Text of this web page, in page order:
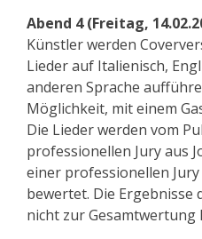
Abend 4 (Freitag,
Künstler werden
Lieder auf Italienisch,
anderen Sprache
Möglichkeit, mit einem
Die Lieder werden vom
professionellen Jury aus
einer professionellen Jury
bewertet. Die Ergebnisse
nicht zur Gesamtwertung